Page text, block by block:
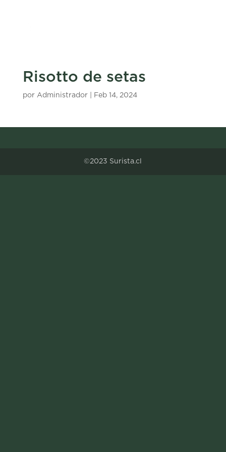
Risotto de setas
por Administrador| Feb 14, 2024
©2023 Surista.cl